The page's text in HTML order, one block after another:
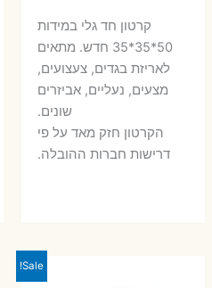
המקורי
היה:
8 ₪.
קרטון חד גלי במידות
50*35*35 חדש. מתאים
לאריזת בגדים, צעצועים,
מצעים, נעליים, אביזרים
שונים.
הקרטון חזק מאד על פי
דרישות חברות ההובלה.
Sale!